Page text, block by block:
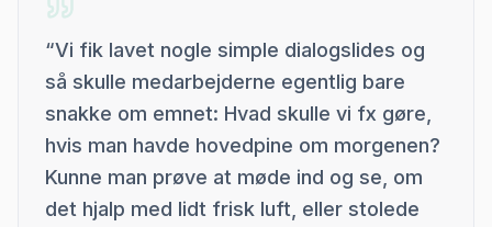
“Vi fik lavet nogle simple dialogslides og
så skulle medarbejderne egentlig bare
snakke om emnet: Hvad skulle vi fx gøre,
hvis man havde hovedpine om morgenen?
Kunne man prøve at møde ind og se, om
det hjalp med lidt frisk luft, eller stolede